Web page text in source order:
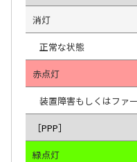
消灯
正常な状態
赤点灯
装置障害もしくはファ
［PPP］
緑点灯